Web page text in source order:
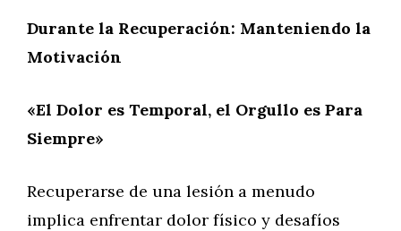
Durante la Recuperación: Manteniendo la
Motivación
«El Dolor es Temporal, el Orgullo es Para
Siempre»
Recuperarse de una lesión a menudo
implica enfrentar dolor físico y desafíos